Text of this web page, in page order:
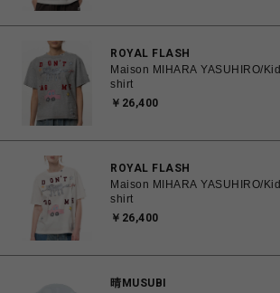
ROYAL FLASH
Maison MIHARA YASUHIRO/
shirt
￥26,400
ROYAL FLASH
Maison MIHARA YASUHIRO/
shirt
￥26,400
晴MUSUBI